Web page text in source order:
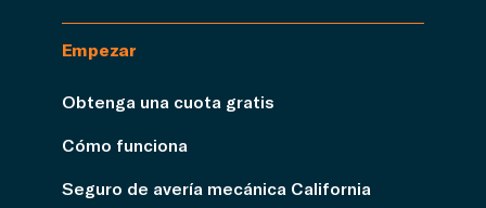
Empezar
Obtenga una cuota gratis
Cómo funciona
Seguro de avería mecánica California